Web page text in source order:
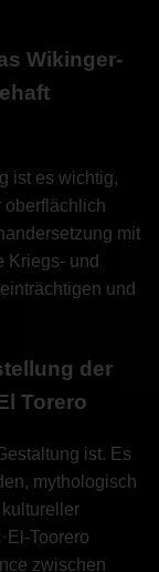
Wikinger-
ist es wichtig,
oberflächlich
mit
Kriegs- und
und
der
Torero
ist. Es
mythologisch
Toorero
zwischen